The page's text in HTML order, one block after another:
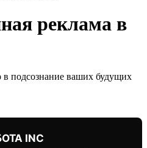
реклама в
в подсознание ваших будущих
INC